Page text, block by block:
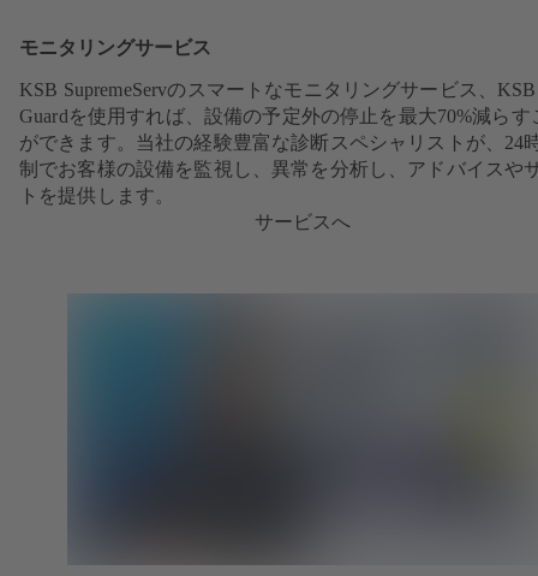
モニタリングサービス
KSB SupremeServのスマートなモニタリングサービス、KSB
Guardを使用すれば、設備の予定外の停止を最大70%減らす
ができます。当社の経験豊富な診断スペシャリストが、24
制でお客様の設備を監視し、異常を分析し、アドバイスや
トを提供します。
サービスへ